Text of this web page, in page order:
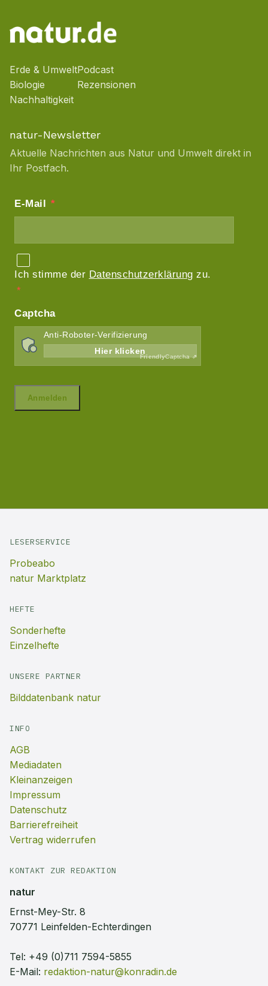
Erde & Umwelt
Biologie
Nachhaltigkeit
Podcast
Rezensionen
natur-Newsletter
Aktuelle Nachrichten aus Natur und Umwelt direkt in
Ihr Postfach.
LESERSERVICE
Probeabo
natur Marktplatz
HEFTE
Sonderhefte
Einzelhefte
UNSERE PARTNER
Bilddatenbank natur
INFO
AGB
Mediadaten
Kleinanzeigen
Impressum
Datenschutz
Barrierefreiheit
Vertrag widerrufen
KONTAKT ZUR REDAKTION
natur
Ernst-Mey-Str. 8
70771 Leinfelden-Echterdingen
Tel: +49 (0)711 7594-5855
E-Mail: redaktion-natur@konradin.de